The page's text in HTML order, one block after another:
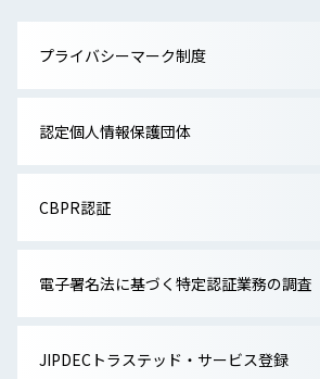
プライバシーマーク制度
認定個人情報保護団体
CBPR認証
電子署名法に基づく特定認証業務の調査
JIPDECトラステッド・サービス登録